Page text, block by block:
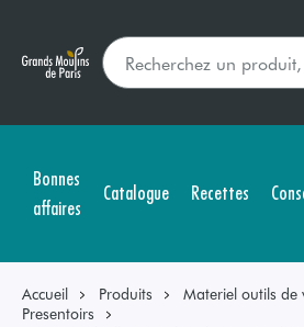
Bonnes
affaires
Catalogue Recettes
Accueil Produits
Materiel outils de
Presentoirs